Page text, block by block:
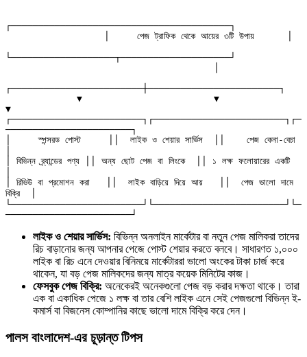
┌────────────────────────────────────────┐
└───────────────────┬────────────────────┘
┌────────────────────────┼────────────────────────┐
▼
┌────────────────────────┐┌────────────────────────┐┌─
───────────────────────┐
│     স্পন্সরড পোস্ট     ││  লাইক ও শেয়ার সার্ভিস  ││    পেজ কেনা-বেচা
│ বিভিন্ন ব্র্যান্ডের পণ্য ││ অন্য ছোট পেজ বা লিংকে  ││ ১ লক্ষ ফলোয়ারের একটি
│ রিভিউ বা প্রমোশন করা   ││  লাইক বাড়িয়ে দিয়ে আয়   ││  পেজ ভালো দামে
বিক্রি  │
└────────────────────────┘└────────────────────────┘└─
লাইক ও শেয়ার সার্ভিস: বিভিন্ন অনলাইন মার্কেটার বা নতুন পেজ মালিকরা তাদের
রিচ বাড়ানোর জন্য আপনার পেজে পোস্ট শেয়ার করতে বলবে। সাধারণত ১,০০০
লাইক বা রিচ এনে দেওয়ার বিনিময়ে মার্কেটাররা ভালো অংকের টাকা চার্জ করে
থাকেন, যা বড় পেজ মালিকদের জন্য মাত্র কয়েক মিনিটের কাজ।
ফেসবুক পেজ বিক্রি: অনেকেরই অনেকগুলো পেজ বড় করার দক্ষতা থাকে। তারা
এক বা একাধিক পেজে ১ লক্ষ বা তার বেশি লাইক এনে সেই পেজগুলো বিভিন্ন ই-
কমার্স বা বিজনেস কোম্পানির কাছে ভালো দামে বিক্রি করে দেন।
পালস বাংলাদেশ-এর চূড়ান্ত টিপস